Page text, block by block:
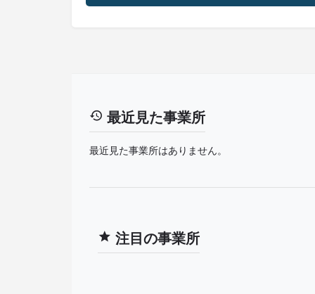
最近見た事業所
最近見た事業所はありません。
注目の事業所